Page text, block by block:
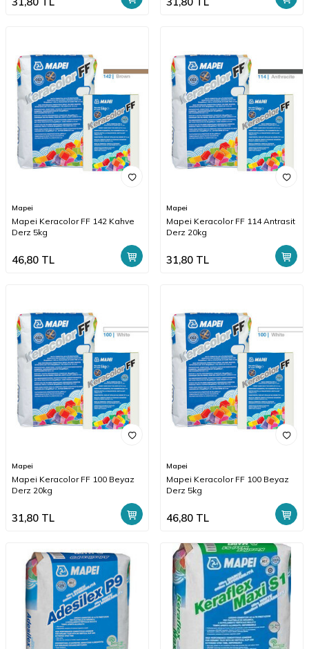
Mapei
Mapei Keracolor FF 142 Kahve
Derz 5kg
46,80 TL
Mapei
Mapei Keracolor FF 114 Antrasit
Derz 20kg
31,80 TL
Mapei
Mapei Keracolor FF 100 Beyaz
Derz 20kg
31,80 TL
Mapei
Mapei Keracolor FF 100 Beyaz
Derz 5kg
46,80 TL